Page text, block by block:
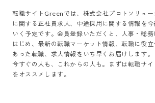
転職サイトGreenでは、 株式会社プロトソリュー
に関する正社員求人、中途採用に関する情報を
いく予定です。会員登録いただくと、 人事・総務
はじめ、最新の転職マーケット情報、転職に役
あった転職、求人情報をいち早くお届けします。
今すぐの人も、これからの人も。まずは転職サ
をオススメします。